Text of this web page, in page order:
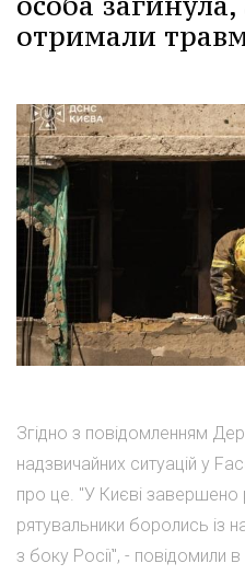
отримали
Згідно з повідомленням
надзвичайних ситуацій у
про це. "У Києві завершено
рятувальники боролись із
з боку Росії", - повідомили